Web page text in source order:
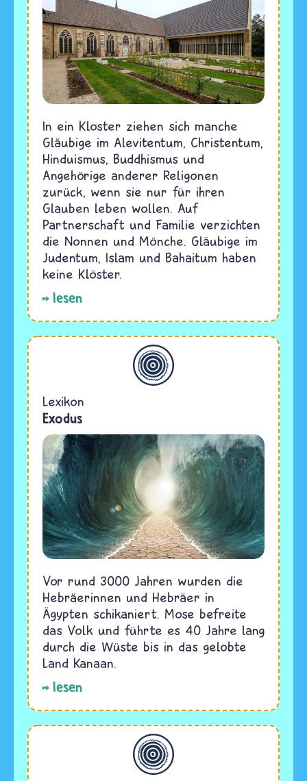
In ein Kloster ziehen sich manche
Gläubige im Alevitentum, Christentum,
Hinduismus, Buddhismus und
Angehörige anderer Religonen
zurück, wenn sie nur für ihren
Glauben leben wollen. Auf
Partnerschaft und Familie verzichten
die Nonnen und Mönche. Gläubige im
Judentum, Islam und Bahaitum haben
keine Klöster.
lesen
Allgemein
Lexikon
Exodus
Vor rund 3000 Jahren wurden die
Hebräerinnen und Hebräer in
Ägypten schikaniert. Mose befreite
das Volk und führte es 40 Jahre lang
durch die Wüste bis in das gelobte
Land Kanaan.
lesen
Allgemein